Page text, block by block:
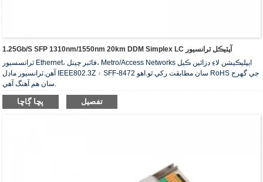
1.25Gb/s SFP 1310nm/1550nm 20km DDM Simplex LC آپٽيڪل ٽرانسيور
ٽرانسسيور Ethernet، فائبر چينل، Metro/Access Networks ايپليڪيشن لاءِ ڊزائين ڪيل
آهن.ٽرانسيور ماڊل IEEE802.3Z ۽ SFF-8472 سان مطابقت رکي ٿو.اهو RoHS جي گهرج
سان هم آهنگ آهي.
پڇا ڳاڇا تفصيل